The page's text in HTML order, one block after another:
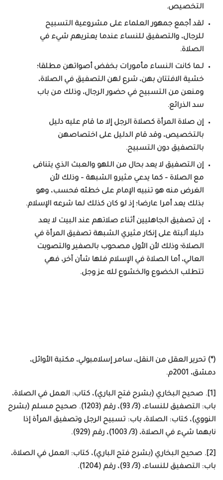
التخصيص.
لقد أجمع جمهور العلماء على مشروعية التسبيح
للرجال، والتصفيق للنساء عندما يعتريهم شيء في
الصلاة.
لـما كانت النساء مأمورات بخفض أصواتهن مطلقا؛
خشية الافتتان بهن، شرع لهن التصفيق في الصلاة،
ومنعن من التسبيح في حضور الرجال، وذلك من باب
سد الذرائع.
إن صلاة المرأة كصلاة الرجل إلا ما قام عليه دليل
بالتخصيص، وقد قام الدليل على اختصاصهن
بالتصفيق دون التسبيح.
إن التصفيق لا يعد بحال من اللهو والعبث الذي يتنافى
مع الصلاة – كما يدعي مثيرو الشبهة – وذلك لأن
الغرض منه هو تنبيه الإمام على خطئه فحسب، وهو
بذلك يعد أمرا عارضا؛ إذ لو كان كذلك لما شرعه الإسلام.
إن تصفيق الجاهليين أثناء صلاتهم عند البيت لا يعد
دليلا ألبتة على إنكار مثيري الشبهة تصفيق المرأة في
الصلاة؛ وذلك لأن الأول مصحوب بالصفير والتصويت
العالي، أما الصلاة في الإسلام فلها شأن آخر، فهي
تتطلب الخضوع والخشوع لله عز وجل.
(*) تحرير العقل من النقل، سامر إسلامبولي، مكتبة الأوائل،
دمشق، 2001م.
[1]. صحيح البخاري (بشرح فتح الباري)، كتاب: العمل في الصلاة،
باب: التصفيق للنساء، (3/ 93)، رقم (1203). صحيح مسلم (بشرح
النووي)، كتاب: الصلاة، باب: تسبيح الرجل وتصفيق المرأة إذا
نابهما شيء في الصلاة، (3/ 1003)، رقم (929).
[2]. صحيح البخاري (بشرح فتح الباري)، كتاب: العمل في الصلاة،
باب: التصفيق للنساء، (3/ 93)، رقم (1204).